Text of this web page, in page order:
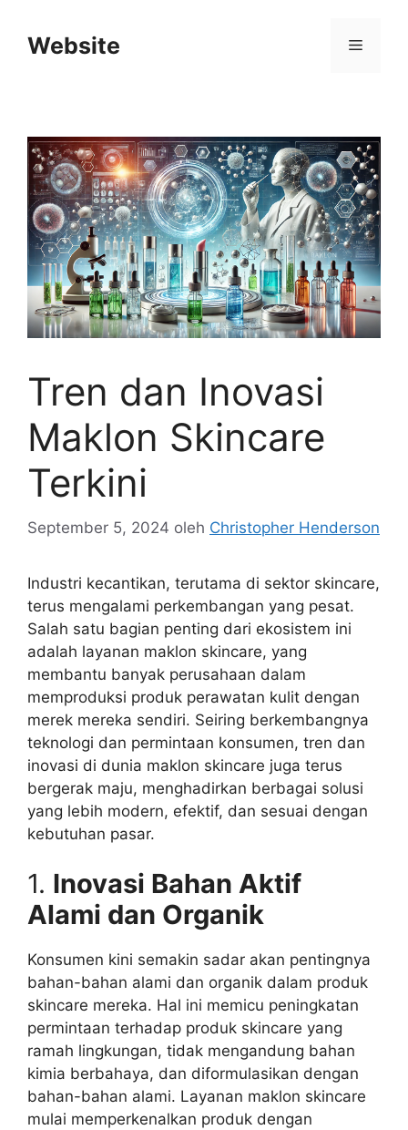
Website Menu
Tren dan Inovasi
Maklon Skincare
Terkini
September 5, 2024 oleh Christopher Henderson
Industri kecantikan, terutama di sektor skincare,
terus mengalami perkembangan yang pesat.
Salah satu bagian penting dari ekosistem ini
adalah layanan maklon skincare, yang
membantu banyak perusahaan dalam
memproduksi produk perawatan kulit dengan
merek mereka sendiri. Seiring berkembangnya
teknologi dan permintaan konsumen, tren dan
inovasi di dunia maklon skincare juga terus
bergerak maju, menghadirkan berbagai solusi
yang lebih modern, efektif, dan sesuai dengan
kebutuhan pasar.
1. Inovasi Bahan Aktif
Alami dan Organik
Konsumen kini semakin sadar akan pentingnya
bahan-bahan alami dan organik dalam produk
skincare mereka. Hal ini memicu peningkatan
permintaan terhadap produk skincare yang
ramah lingkungan, tidak mengandung bahan
kimia berbahaya, dan diformulasikan dengan
bahan-bahan alami. Layanan maklon skincare
mulai memperkenalkan produk dengan